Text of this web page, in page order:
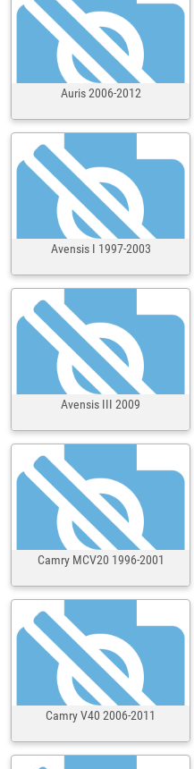
Auris 2006-2012
Avensis I 1997-2003
Avensis III 2009
Camry MCV20 1996-2001
Camry V40 2006-2011